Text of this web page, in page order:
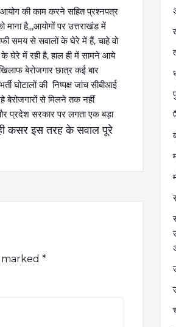
की काम करने सहित प्रश्नपत्र
है,,,आयोगों पर उत्तराखंड में
समय से सवालों के घेरे में हैं, चाहे वो
घेरे में रही है, हाल ही में सामने आये
बेरोजगार छात्र कई बार
घोटालों की निष्पक्ष जांच सीबीआई
से मिलने तक नहीं
प्रदेश सरकार पर लगता एक बड़ा
कसर इस तरह के सवाल पूरे
*